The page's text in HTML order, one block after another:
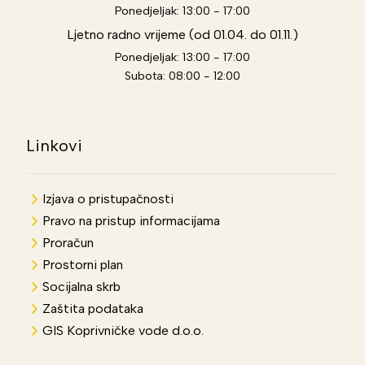
Ponedjeljak: 13:00 - 17:00
Ljetno radno vrijeme (od 01.04. do 01.11.)
Ponedjeljak: 13:00 - 17:00
Subota: 08:00 - 12:00
Linkovi
Izjava o pristupačnosti
Pravo na pristup informacijama
Proračun
Prostorni plan
Socijalna skrb
Zaštita podataka
GIS Koprivničke vode d.o.o.